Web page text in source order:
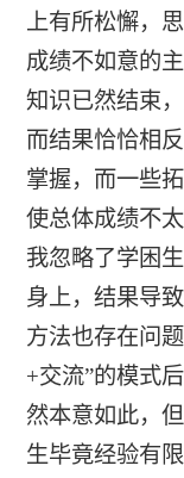
上有所松懈，
成绩不如意的
知识已然结束
而结果恰恰相
掌握，而一些
使总体成绩不
我忽略了学困
身上，结果导
方法也存在问
+交流”的模式
然本意如此，
生毕竟经验有